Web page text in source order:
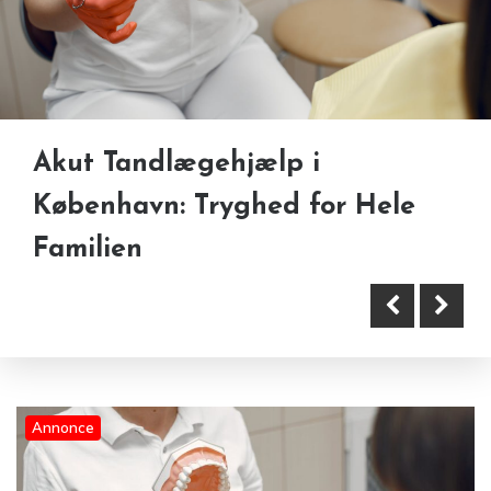
Akut Tandlægehjælp i
København: Tryghed for Hele
Familien
Annonce